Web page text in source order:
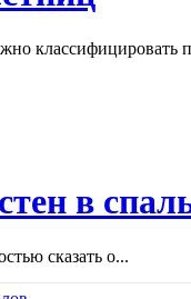
классифицировать
в
сказать о...